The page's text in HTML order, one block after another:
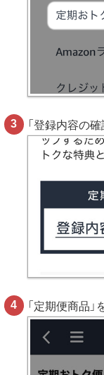
「登録内容の
「定期便商品」